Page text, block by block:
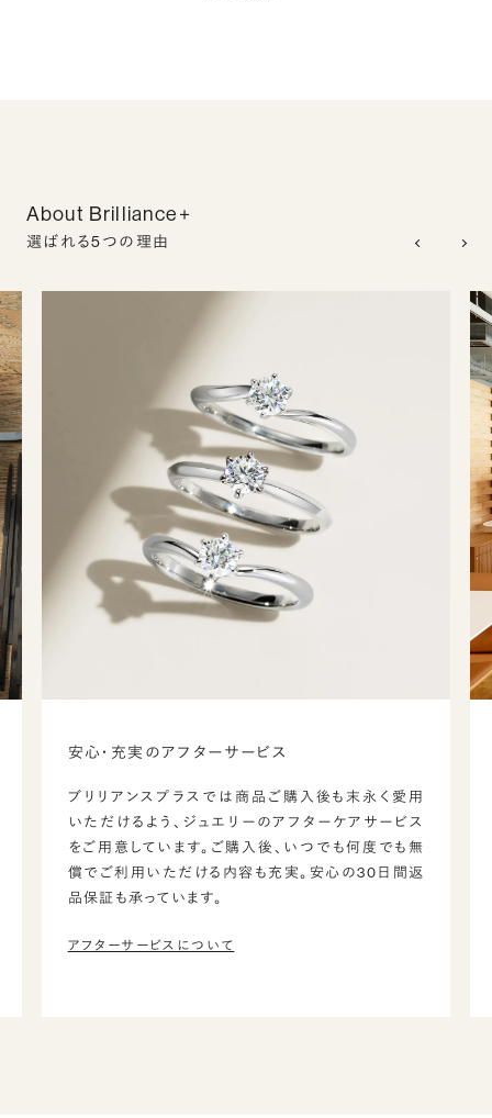
About Brilliance+
選ばれる5つの理由
安心・充実のアフターサービス
ブリリアンスプラスでは商品ご購入後も末永く愛用
いただけるよう、ジュエリーのアフターケアサービス
をご用意しています。ご購入後、いつでも何度でも無
償でご利用いただける内容も充実。安心の30日間返
品保証も承っています。
アフターサービスについて